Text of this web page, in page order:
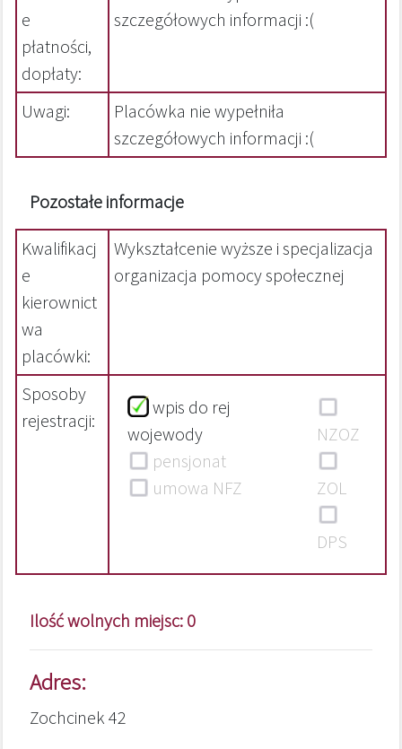
e
płatności,
dopłaty:
szczegółowych informacji :(
Uwagi:
Placówka nie wypełniła
szczegółowych informacji :(
Pozostałe informacje
Kwalifikacj
e
kierownict
wa
placówki:
Wykształcenie wyższe i specjalizacja
organizacja pomocy społecznej
Sposoby
rejestracji:
wpis do rej
wojewody
pensjonat
umowa NFZ
NZOZ
ZOL
DPS
Ilość wolnych miejsc: 0
Adres:
Zochcinek 42